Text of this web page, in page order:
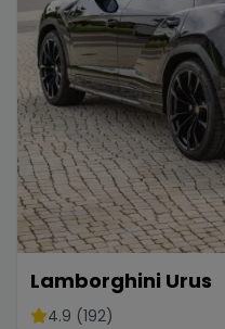
Lamborghini Urus
4.9 (192)